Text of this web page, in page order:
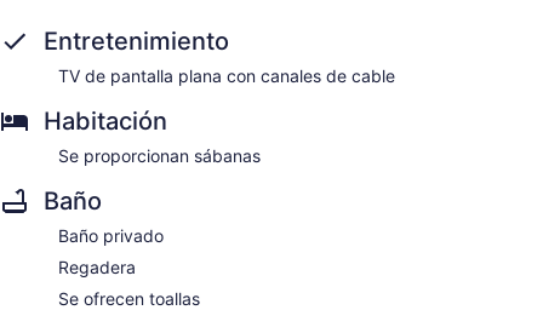
Entretenimiento
TV de pantalla plana con canales de cable
Habitación
Se proporcionan sábanas
Baño
Baño privado
Regadera
Se ofrecen toallas